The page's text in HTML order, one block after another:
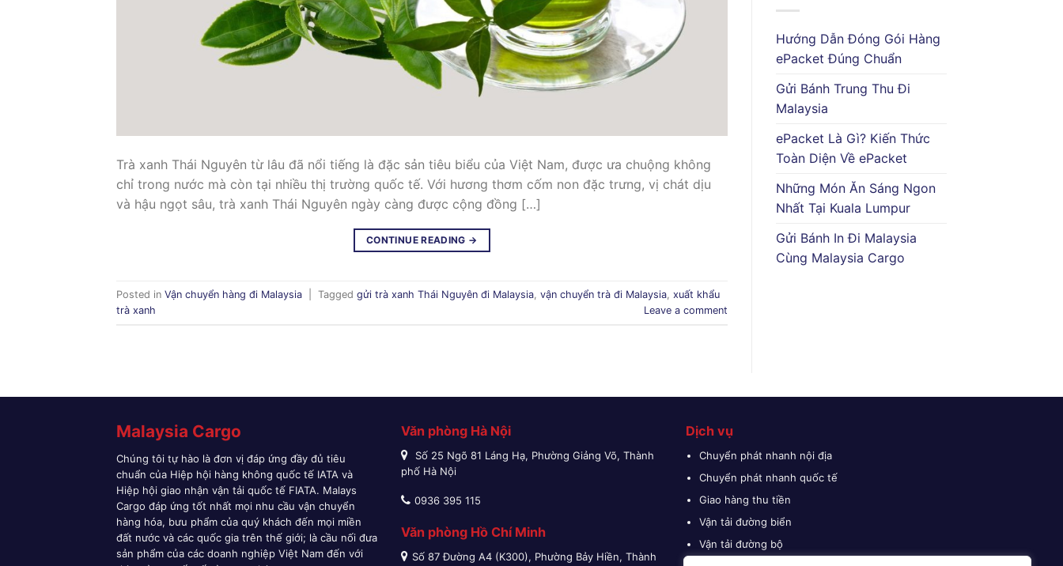
Trà xanh Thái Nguyên từ lâu đã nổi tiếng là đặc sản tiêu biểu của Việt Nam, được ưa chuộng không
chỉ trong nước mà còn tại nhiều thị trường quốc tế. Với hương thơm cốm non đặc trưng, vị chát dịu
và hậu ngọt sâu, trà xanh Thái Nguyên ngày càng được cộng đồng […]
CONTINUE READING →
Posted in Vận chuyển hàng đi Malaysia Tagged gửi trà xanh Thái Nguyên đi Malaysia vận chuyển trà đi Malaysia xuất khẩu
trà xanh
Leave a comment
Hướng Dẫn Đóng Gói Hàng
ePacket Đúng Chuẩn
Gửi Bánh Trung Thu Đi
Malaysia
ePacket Là Gì? Kiến Thức
Toàn Diện Về ePacket
Những Món Ăn Sáng Ngon
Nhất Tại Kuala Lumpur
Gửi Bánh In Đi Malaysia
Cùng Malaysia Cargo
Malaysia Cargo
Chúng tôi tự hào là đơn vị đáp ứng đầy đủ tiêu
chuẩn của Hiệp hội hàng không quốc tế IATA và
Hiệp hội giao nhận vận tải quốc tế FIATA. Malays
Cargo đáp ứng tốt nhất mọi nhu cầu vận chuyển
hàng hóa, bưu phẩm của quý khách đến mọi miền
đất nước và các quốc gia trên thế giới; là cầu nối đưa
sản phẩm của các doanh nghiệp Việt Nam đến với
Văn phòng Hà Nội
Số 25 Ngõ 81 Láng Hạ, Phường Giảng Võ, Thành
phố Hà Nội
0936 395 115
Văn phòng Hồ Chí Minh
Số 87 Đường A4 (K300), Phường Bảy Hiền, Thành
Dịch vụ
Chuyển phát nhanh nội địa
Chuyển phát nhanh quốc tế
Giao hàng thu tiền
Vận tải đường biển
Vận tải đường bộ